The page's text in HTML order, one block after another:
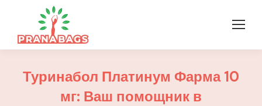
Туринабол Платинум Фарма 10
мг: Ваш помощник в